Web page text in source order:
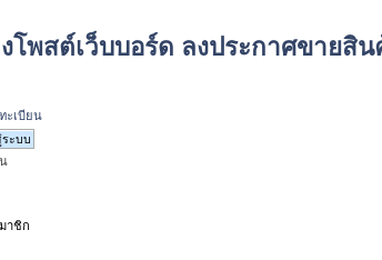
โพสต์เว็บบอร์ด ลงประกาศขายสิน
ะเบียน
าชิก